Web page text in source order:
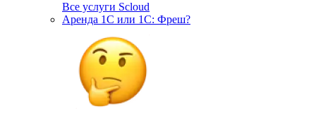
Все услуги Scloud
Аренда 1С или 1С: Фреш?